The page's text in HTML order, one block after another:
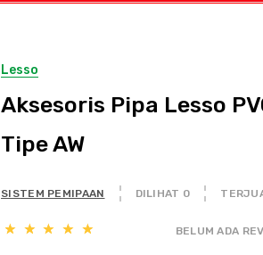
Lesso
Aksesoris Pipa Lesso
Tipe AW
SISTEM PEMIPAAN DILIHAT 0
BELUM ADA